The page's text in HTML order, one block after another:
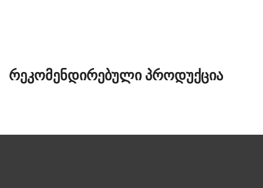
ᲠᲔᲙᲝᲛᲔᲜᲓᲘᲠᲔᲑᲣᲚᲘ ᲞᲠᲝᲓᲣᲥᲪᲘᲐ